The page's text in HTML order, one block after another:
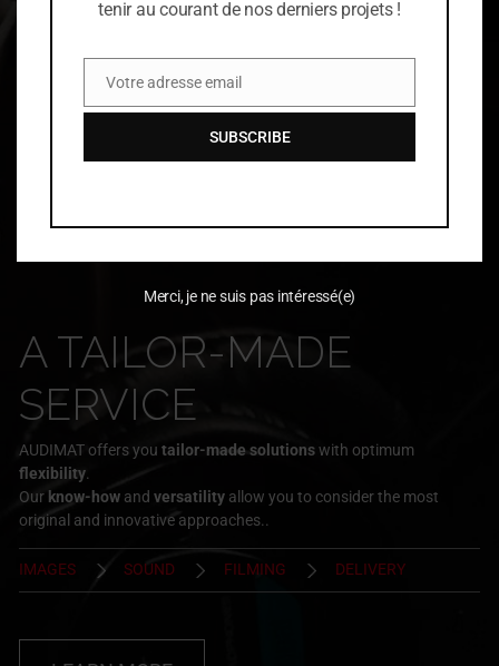
A TAILOR-MADE
SERVICE
AUDIMAT offers you tailor-made solutionswith optimum
flexibility.
Our know-howand versatilityallow you to consider the most
original and innovative approaches..
IMAGES SOUND FILMING DELIVERY
tenir au courant de nos derniers projets !
Email
Votre adresse email
SUBSCRIBE
Merci, je ne suis pas intéressé(e)